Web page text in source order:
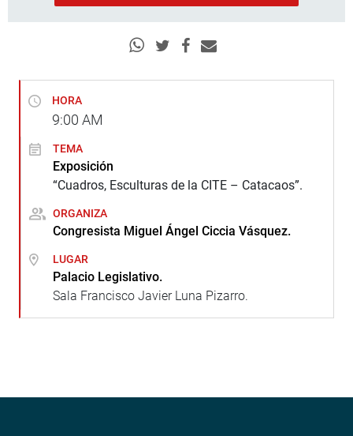
HORA
9:00 AM
TEMA
Exposición
“Cuadros, Esculturas de la CITE – Catacaos”.
ORGANIZA
Congresista Miguel Ángel Ciccia Vásquez.
LUGAR
Palacio Legislativo.
Sala Francisco Javier Luna Pizarro.